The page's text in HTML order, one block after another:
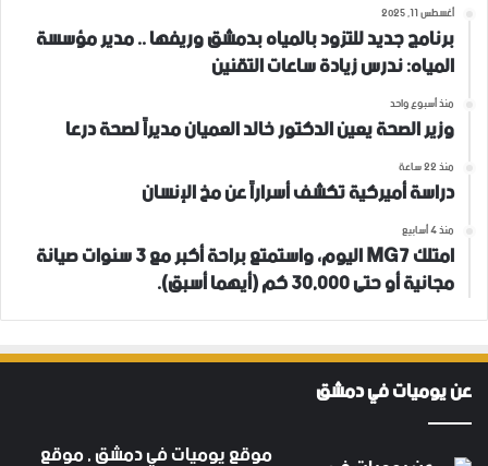
أغسطس 11, 2025
برنامج جديد للتزود بالمياه بدمشق وريفها .. مدير مؤسسة
المياه: ندرس زيادة ساعات التقنين
منذ أسبوع واحد
وزير الصحة يعين الدكتور خالد العميان مديراً لصحة درعا
منذ 22 ساعة
دراسة أميركية تكشف أسراراً عن مخ الإنسان
منذ 4 أسابيع
امتلك MG7 اليوم، واستمتع براحة أكبر مع 3 سنوات صيانة
مجانية أو حتى 30,000 كم (أيهما أسبق).
عن يوميات في دمشق
موقع يوميات في دمشق , موقع